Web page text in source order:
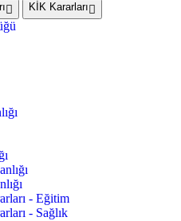
KİK Kararları
- Eğitim
- Sağlık